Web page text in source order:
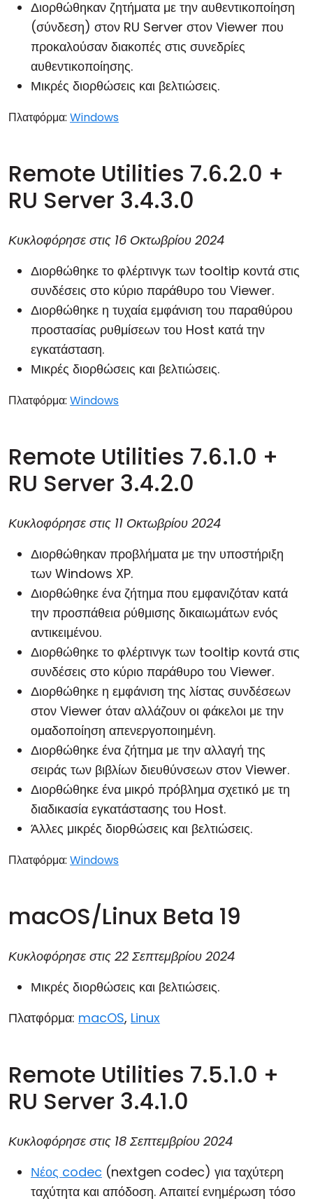
Διορθώθηκαν ζητήματα με την αυθεντικοποίηση
(σύνδεση) στον RU Server στον Viewer που
προκαλούσαν διακοπές στις συνεδρίες
αυθεντικοποίησης.
Μικρές διορθώσεις και βελτιώσεις.
Πλατφόρμα: Windows
Remote Utilities 7.6.2.0 +
RU Server 3.4.3.0
Κυκλοφόρησε στις 16 Οκτωβρίου 2024
Διορθώθηκε το φλέρτινγκ των tooltip κοντά στις
συνδέσεις στο κύριο παράθυρο του Viewer.
Διορθώθηκε η τυχαία εμφάνιση του παραθύρου
προστασίας ρυθμίσεων του Host κατά την
εγκατάσταση.
Μικρές διορθώσεις και βελτιώσεις.
Πλατφόρμα: Windows
Remote Utilities 7.6.1.0 +
RU Server 3.4.2.0
Κυκλοφόρησε στις 11 Οκτωβρίου 2024
Διορθώθηκαν προβλήματα με την υποστήριξη
των Windows XP.
Διορθώθηκε ένα ζήτημα που εμφανιζόταν κατά
την προσπάθεια ρύθμισης δικαιωμάτων ενός
αντικειμένου.
Διορθώθηκε το φλέρτινγκ των tooltip κοντά στις
συνδέσεις στο κύριο παράθυρο του Viewer.
Διορθώθηκε η εμφάνιση της λίστας συνδέσεων
στον Viewer όταν αλλάζουν οι φάκελοι με την
ομαδοποίηση απενεργοποιημένη.
Διορθώθηκε ένα ζήτημα με την αλλαγή της
σειράς των βιβλίων διευθύνσεων στον Viewer.
Διορθώθηκε ένα μικρό πρόβλημα σχετικό με τη
διαδικασία εγκατάστασης του Host.
Άλλες μικρές διορθώσεις και βελτιώσεις.
Πλατφόρμα: Windows
macOS/Linux Beta 19
Κυκλοφόρησε στις 22 Σεπτεμβρίου 2024
Μικρές διορθώσεις και βελτιώσεις.
Πλατφόρμα: macOS, Linux
Remote Utilities 7.5.1.0 +
RU Server 3.4.1.0
Κυκλοφόρησε στις 18 Σεπτεμβρίου 2024
Νέος codec (nextgen codec) για ταχύτερη
ταχύτητα και απόδοση. Απαιτεί ενημέρωση τόσο
Cloud & Τοπική Εγκατάσταση